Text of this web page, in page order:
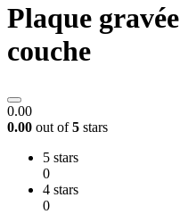
Plaque
couche
0.00
0.00 out of5 stars
5 stars
0
4 stars
0